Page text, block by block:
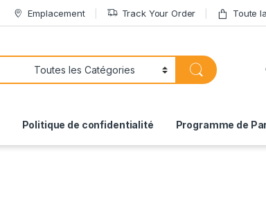
Emplacement Track Your Order Toute
Politique de confidentialité Programme de